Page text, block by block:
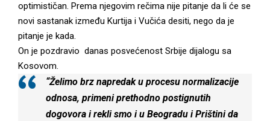
optimističan. Prema njegovim rečima nije pitanje da li će se
novi sastanak između Kurtija i Vučića desiti, nego da je
pitanje je kada.
On je pozdravio danas posvećenost Srbije dijalogu sa
Kosovom.
“Želimo brz napredak u procesu normalizacije
odnosa, primeni prethodno postignutih
dogovora i rekli smo i u Beogradu i Prištini da